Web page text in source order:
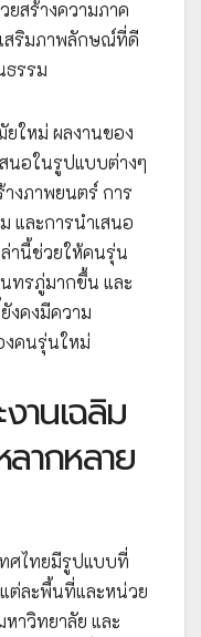
สร้างความภาค
สริมภาพลักษณ์ที่ดี
ธรรม
ยใหม่ ผลงานของ
นอในรูปแบบต่างๆ
งภาพยนตร์ การ
และการนำเสนอ
านี้ช่วยให้คนรุ่น
ทรภู่มากขึ้น และ
งคงมีความ
งคนรุ่นใหม่
านเฉลิม
ากหลาย
ศไทยมีรูปแบบที่
ต่ละพื้นที่และหน่วย
าวิทยาลัย และ